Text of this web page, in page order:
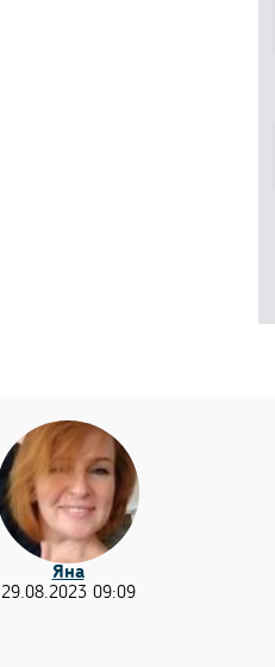
Яна
29.08.2023 09:09